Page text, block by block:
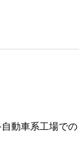
動車系工場での